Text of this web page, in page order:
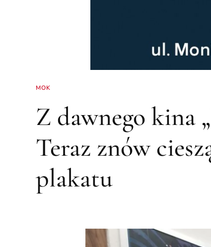
MOK
Z dawnego kina
Teraz znów
plakatu